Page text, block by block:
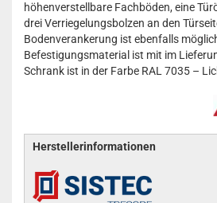
höhenverstellbare Fachböden, eine
drei Verriegelungsbolzen an den
Bodenverankerung ist ebenfalls
Befestigungsmaterial ist mit im
Schrank ist in der Farbe RAL 7035 –
Herstellerinformationen